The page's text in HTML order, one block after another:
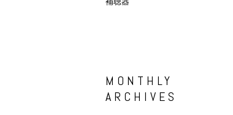
MONTHLY
ARCHIVES